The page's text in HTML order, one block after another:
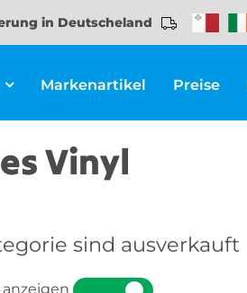
in Deutscheland
Markenartikel Preise
Vinyl
sind ausverkauft